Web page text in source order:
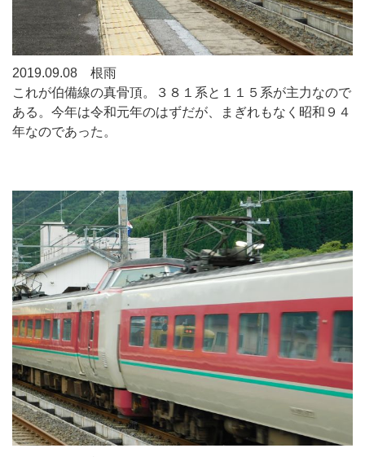
2019.09.08 根雨
これが伯備線の真骨頂。３８１系と１１５系が主力なので
ある。今年は令和元年のはずだが、まぎれもなく昭和９４
年なのであった。